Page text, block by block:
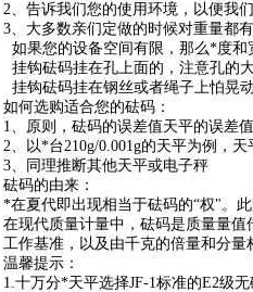
2、告诉我们您的使用环境，以便我
3、大多数亲们定做的时候对重量都
如果您的设备空间有限，那么*度和
挂钩砝码挂在孔上面的，注意孔的
挂钩砝码挂在钢丝或者绳子上怕晃
如何选购适合您的砝码：
1、原则，砝码的误差值天平的误差值
2、以*台210g/0.001g的天平为例，
3、同理推断其他天平或电子秤
砝码的由来：
*在夏代即出现相当于砝码的“权"。
在现代质量计量中，砝码是质量量
工作基准，以及由千克的倍量和分量
温馨提示：
1.十万分*天平选择JF-1标准的E2级